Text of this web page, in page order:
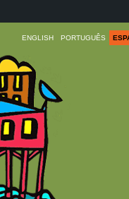
ENGLISH PORTUGUÊS